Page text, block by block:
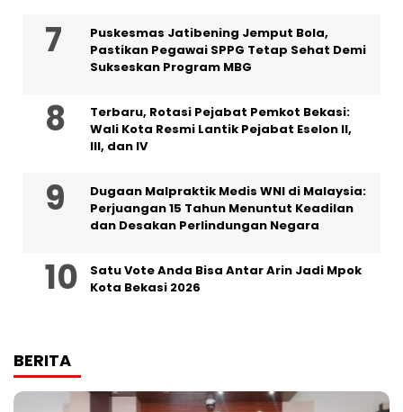
Puskesmas Jatibening Jemput Bola,
Pastikan Pegawai SPPG Tetap Sehat Demi
Sukseskan Program MBG
‎Terbaru, Rotasi Pejabat Pemkot Bekasi:
Wali Kota Resmi Lantik Pejabat Eselon II,
III, dan IV ‎
‎Dugaan Malpraktik Medis WNI di Malaysia:
Perjuangan 15 Tahun Menuntut Keadilan
dan Desakan Perlindungan Negara
Satu Vote Anda Bisa Antar Arin Jadi Mpok
Kota Bekasi 2026
BERITA